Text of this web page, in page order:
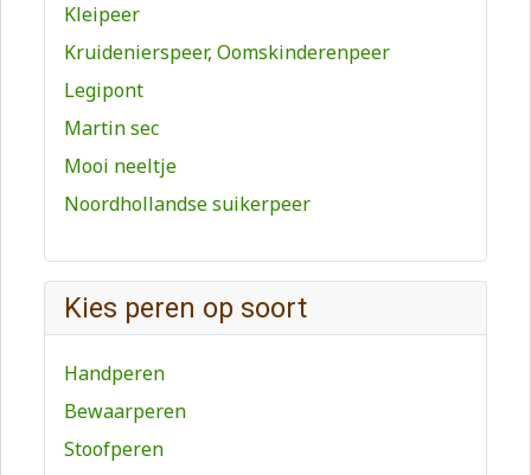
Kies peren op soort
Handperen
Bewaarperen
Stoofperen
Kleipeer
Kruidenierspeer, Oomskinderenpeer
Legipont
Martin sec
Mooi neeltje
Noordhollandse suikerpeer